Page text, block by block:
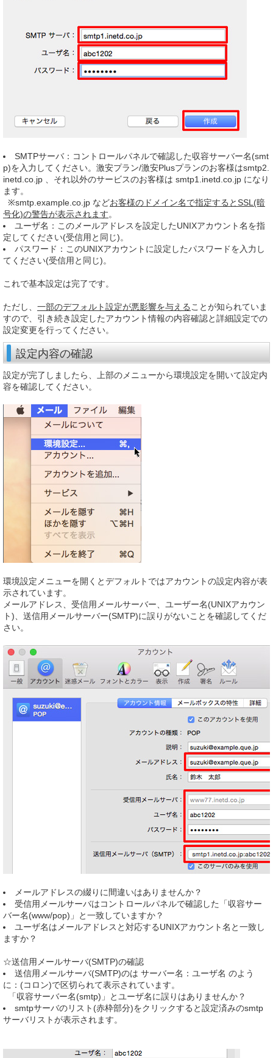
SMTPサーバ：コントロールパネルで確認した収容サーバー名(smt
p)を入力してください。激安プラン/激安Plusプランのお客様はsmtp2.
inetd.co.jp 、それ以外のサービスのお客様は smtp1.inetd.co.jp になり
ます。
※smtp.example.co.jp などお客様のドメイン名で指定するとSSL(暗
号化)の警告が表示されます。
ユーザ名：このメールアドレスを設定したUNIXアカウント名を指
定してください(受信用と同じ)。
パスワード：このUNIXアカウントに設定したパスワードを入力し
てください(受信用と同じ)。
これで基本設定は完了です。
ただし、 一部のデフォルト設定が悪影響を与える ことが知られていま
すので、引き続き設定したアカウント情報の内容確認と詳細設定での
設定変更を行ってください。
設定内容の確認
設定が完了しましたら、上部のメニューから環境設定を開いて設定内
容を確認してください。
環境設定メニューを開くとデフォルトではアカウントの設定内容が表
示されています。
メールアドレス、受信用メールサーバー、ユーザー名(UNIXアカウン
ト)、送信用メールサーバー(SMTP)に誤りがないことを確認してくだ
さい。
メールアドレスの綴りに間違いはありませんか？
受信用メールサーバはコントロールパネルで確認した「収容サー
バー名(www/pop)」と一致していますか？
ユーザ名はメールアドレスと対応するUNIXアカウント名と一致し
ますか？
☆送信用メールサーバ(SMTP)の確認
送信用メールサーバ(SMTP)のは サーバー名：ユーザ名 のよう
に：(コロン)で区切られて表示されています。
「収容サーバー名(smtp)」とユーザ名に誤りはありませんか？
smtpサーバのリスト(赤枠部分)をクリックすると設定済みのsmtp
サーバリストが表示されます。